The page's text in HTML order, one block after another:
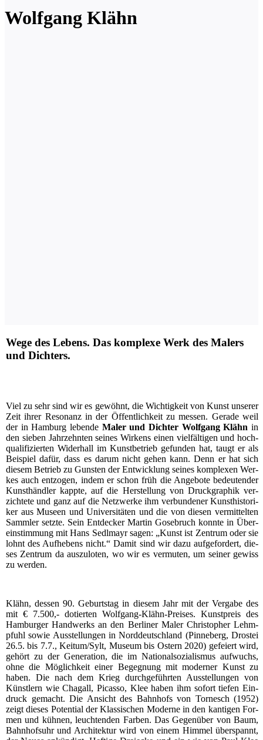
Wolfgang Klähn
Wege des Lebens. Das komplexe Werk des Malers
und Dichters.
Viel zu sehr sind wir es gewöhnt, die Wich­tig­keit von Kunst unse­rer
Zeit ihrer Reso­nanz in der Öffent­lich­keit zu mes­sen. Gera­de weil
der in Ham­burg leben­de Maler und Dich­ter Wolf­gang Klähn in
den sie­ben Jahr­zehn­ten sei­nes Wir­kens einen viel­fäl­ti­gen und hoch­
qua­li­fi­zier­ten Wider­hall im Kunst­be­trieb gefun­den hat, taugt er als
Bei­spiel dafür, dass es dar­um nicht gehen kann. Denn er hat sich
die­sem Betrieb zu Guns­ten der Ent­wick­lung sei­nes kom­ple­xen Wer­
kes auch ent­zo­gen, indem er schon früh die Ange­bo­te bedeu­ten­der
Kunst­händ­ler kapp­te, auf die Her­stel­lung von Druck­gra­phik ver­
zich­te­te und ganz auf die Netz­wer­ke ihm ver­bun­de­ner Kunst­his­to­ri­
ker aus Muse­en und Uni­ver­si­tä­ten und die von die­sen ver­mit­tel­ten
Samm­ler setz­te. Sein Ent­de­cker Mar­tin Gose­bruch konn­te in Über­
ein­stim­mung mit Hans Sedl­mayr sagen: „Kunst ist Zen­trum oder sie
lohnt des Auf­he­bens nicht.“ Damit sind wir dazu auf­ge­for­dert, die­
ses Zen­trum da aus­zu­lo­ten, wo wir es ver­mu­ten, um sei­ner gewiss
zu werden.
Klähn, des­sen 90. Geburts­tag in die­sem Jahr mit der Ver­ga­be des
mit € 7.500,- dotier­ten Wolf­gang-Klähn-Prei­ses. Kunst­preis des
Ham­bur­ger Hand­werks an den Ber­li­ner Maler Chris­to­pher Lehm­
pfuhl sowie Aus­stel­lun­gen in Nord­deutsch­land (Pin­ne­berg, Dros­tei
26.5. bis 7.7., Keitum/Sylt, Muse­um bis Ostern 2020) gefei­ert wird,
gehört zu der Gene­ra­ti­on, die im Natio­nal­so­zia­lis­mus auf­wuchs,
ohne die Mög­lich­keit einer Begeg­nung mit moder­ner Kunst zu
haben. Die nach dem Krieg durch­ge­führ­ten Aus­stel­lun­gen von
Künst­lern wie Chagall, Picas­so, Klee haben ihm sofort tie­fen Ein­
druck gemacht. Die Ansicht des Bahn­hofs von Tor­nesch (1952)
zeigt die­ses Poten­ti­al der Klas­si­schen Moder­ne in den kan­ti­gen For­
men und küh­nen, leuch­ten­den Far­ben. Das Gegen­über von Baum,
Bahn­hofs­uhr und Archi­tek­tur wird von einem Him­mel über­spannt,